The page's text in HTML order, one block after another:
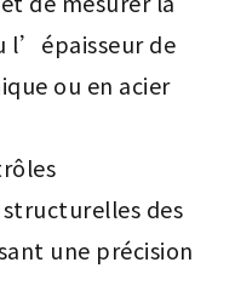
l’épaisseur de
ou en acier
des
une précision